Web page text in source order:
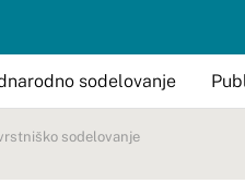
sodelovanje
sodelovanje